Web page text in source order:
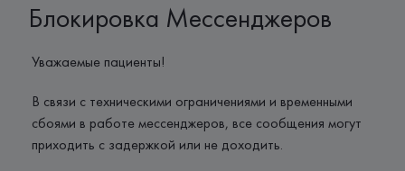
Блокировка Мессенджеров
Уважаемые пациенты!
В связи с техническими ограничениями и временными
сбоями в работе мессенджеров, все сообщения могут
приходить с задержкой или не доходить.